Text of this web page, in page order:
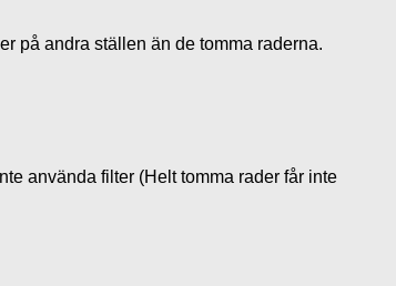
på andra ställen än de tomma raderna.
använda filter (Helt tomma rader får inte